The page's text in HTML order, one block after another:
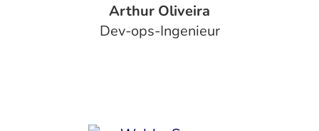
Arthur Oliveira
Dev-ops-Ingenieur